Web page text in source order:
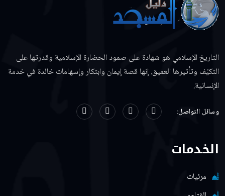
التاريخ الإسلامي هو شهادة على صمود الحضارة الإسلامية وقدرتها على
التكيّف وتأثيرها العميق. إنها قصة إيمان وابتكار وإسهامات خالدة في خدمة
الإنسانية.
وسائل التواصل:
الخدمات
مرئيات